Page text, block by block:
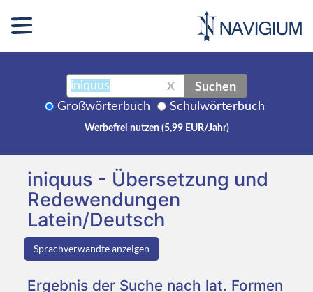
X Suchen
Großwörterbuch Schulwörterbuch
Werbefrei nutzen (5,99 EUR/Jahr)
iniquus - Übersetzung und
Redewendungen
Latein/Deutsch
Sprachverwandte anzeigen
Ergebnis der Suche nach lat. Formen